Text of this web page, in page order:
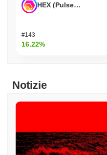
HEX (Pulsechain)
#143
16.22%
Notizie